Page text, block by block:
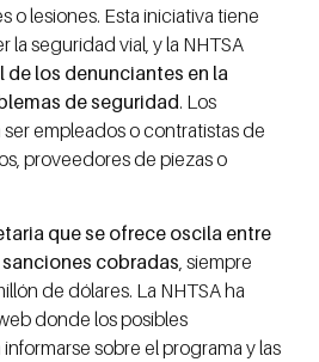
o lesiones. Esta iniciativa tiene
seguridad vial, y la NHTSA
de los denunciantes en la
de seguridad. Los
empleados o contratistas de
proveedores de piezas o
que se ofrece oscila entre
sanciones cobradas, siempre
de dólares. La NHTSA ha
donde los posibles
sobre el programa y las